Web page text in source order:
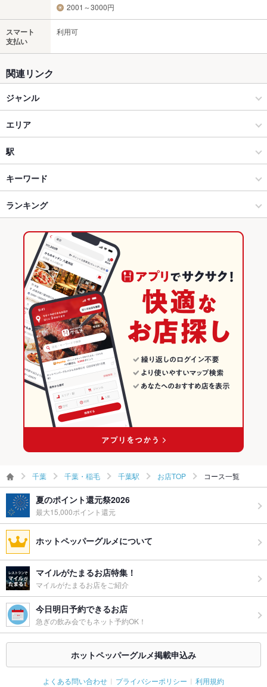
2001～3000円
スマート
支払い
利用可
関連リンク
ジャンル
居酒屋
和風
海鮮
千葉・稲毛 × 居酒屋
千葉・稲毛 × 和風
千葉・稲毛 × 海鮮
千葉中央駅 × 居酒屋
千葉中央駅 × 和風
千葉中央駅 × 海鮮
エリア
千葉駅
千葉駅 × 居酒屋
千葉駅 × 和風
千葉駅 × 海鮮
千葉 × 居酒屋
千葉 × 和風
千葉 × 海鮮
駅
千葉中央駅
本千葉駅
葭川公園駅
キーワード
手羽先 からあげ
天ぷら 親子丼 ひつまぶし
ちゃんこ鍋 炭火焼
鶏すき鍋
ランキング
千葉のグルメランキング
千葉の居酒屋ランキング
千葉・稲毛のグルメランキング
千葉・稲毛の居酒屋ランキング
千葉駅のグルメランキング
千葉駅の居酒屋ランキング
千葉 千葉・稲毛 千葉駅 お店TOP コース一覧
夏のポイント還元祭2026
最大15,000ポイント還元
ホットペッパーグルメについて
マイルがたまるお店特集！
マイルがたまるお店をご紹介
今日明日予約できるお店
急ぎの飲み会でもネット予約OK！
ホットペッパーグルメ掲載申込み
よくある問い合わせ プライバシーポリシー 利用規約